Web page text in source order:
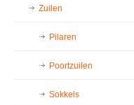
Zuilen
Pilaren
Poortzuilen
Sokkels